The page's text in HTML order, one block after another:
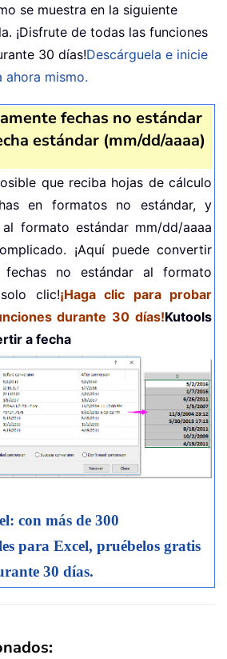
se muestra en la siguiente
¡Disfrute de todas las funciones
30 días!Descárguela e inicie
ahora mismo.
fechas no estándar
estándar (mm/dd/aaaa)
que reciba hojas de cálculo
en formatos no estándar, y
formato estándar mm/dd/aaaa
¡Aquí puede convertir
fechas no estándar al formato
clic!¡Haga clic para probar
durante 30 días!Kutools
a fecha
con más de 300
para Excel, pruébelos gratis
30 días.